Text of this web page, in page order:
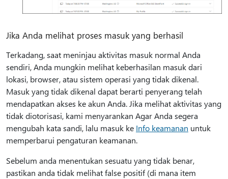
Jika Anda melihat proses masuk yang berhasil
Terkadang, saat meninjau aktivitas masuk normal Anda
sendiri, Anda mungkin melihat keberhasilan masuk dari
lokasi, browser, atau sistem operasi yang tidak dikenal.
Masuk yang tidak dikenal dapat berarti penyerang telah
mendapatkan akses ke akun Anda. Jika melihat aktivitas yang
tidak diotorisasi, kami menyarankan Agar Anda segera
mengubah kata sandi, lalu masuk ke Info keamanan untuk
memperbarui pengaturan keamanan.
Sebelum anda menentukan sesuatu yang tidak benar,
pastikan anda tidak melihat false positif (di mana item